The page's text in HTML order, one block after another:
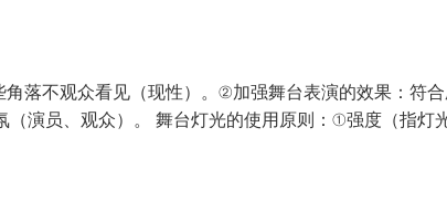
落不观众看见（现性）。②加强舞台表演的效果：符
演员、观众）。 舞台灯光的使用原则：①强度（指灯